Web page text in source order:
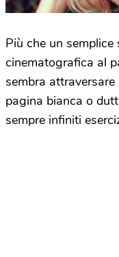
Più che un semplice
cinematografica al
sembra
pagina bianca o
sempre infiniti